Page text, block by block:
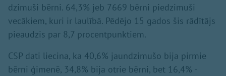
dzimuši bērni. 64,3% jeb 7669 bērni piedzimuši
vecākiem, kuri ir laulībā. Pēdējo 15 gados šis rādītājs
pieaudzis par 8,7 procentpunktiem.
CSP dati liecina, ka 40,6% jaundzimušo bija pirmie
bērni ģimenē, 34,8% bija otrie bērni, bet 16,4% -